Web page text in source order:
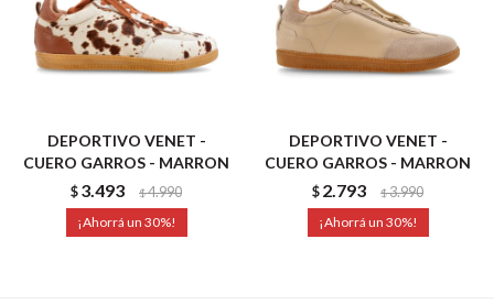
DEPORTIVO VENET -
CUERO GARROS - MARRON
$3.493 $4.990
30
DEPORTIVO VENET -
CUERO GARROS - MARRON
$2.793 $3.990
30